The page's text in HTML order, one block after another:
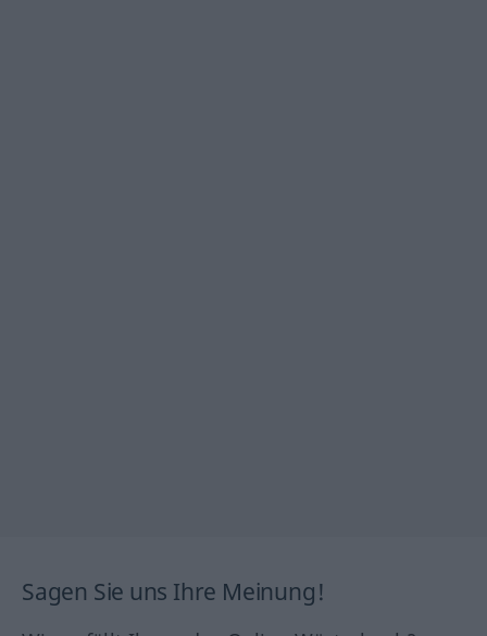
Sagen Sie uns Ihre Meinung!